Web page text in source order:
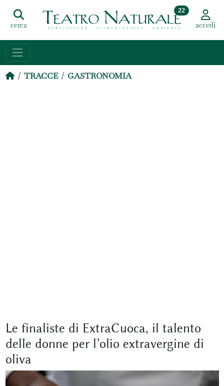
cerca
22
accedi
TRACCE GASTRONOMIA
Le finaliste di ExtraCuoca, il talento
delle donne per l’olio extravergine di
oliva